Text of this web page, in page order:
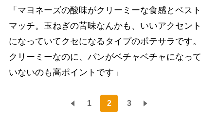
「マヨネーズの酸味がクリーミーな食感とベスト
マッチ。玉ねぎの苦味なんかも、いいアクセント
になっていてクセになるタイプのポテサラです。
クリーミーなのに、パンがベチャベチャになって
いないのも高ポイントです」
1 2 3